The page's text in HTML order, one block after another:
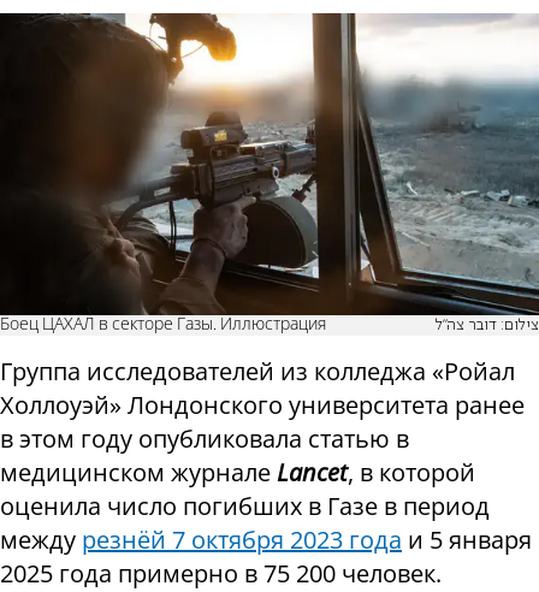
Боец ЦАХАЛ в секторе Газы. Иллюстрация צילום: דובר צה"ל
Группа исследователей из колледжа «Ройал
Холлоуэй» Лондонского университета ранее
в этом году опубликовала статью в
медицинском журналеLancet, в которой
оценила число погибших в Газе в период
между резнёй 7 октября 2023 года и 5 января
2025 года примерно в 75 200 человек.